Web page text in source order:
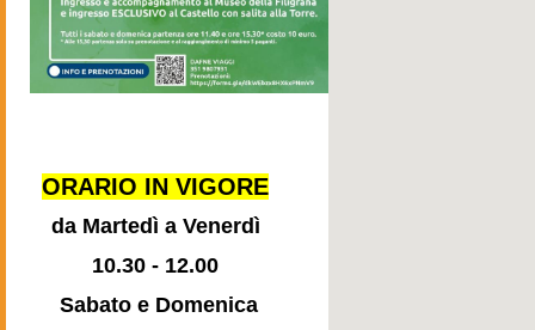
ORARIO IN VIGORE
da Martedì a Venerdì
10.30 - 12.00
Sabato e Domenica